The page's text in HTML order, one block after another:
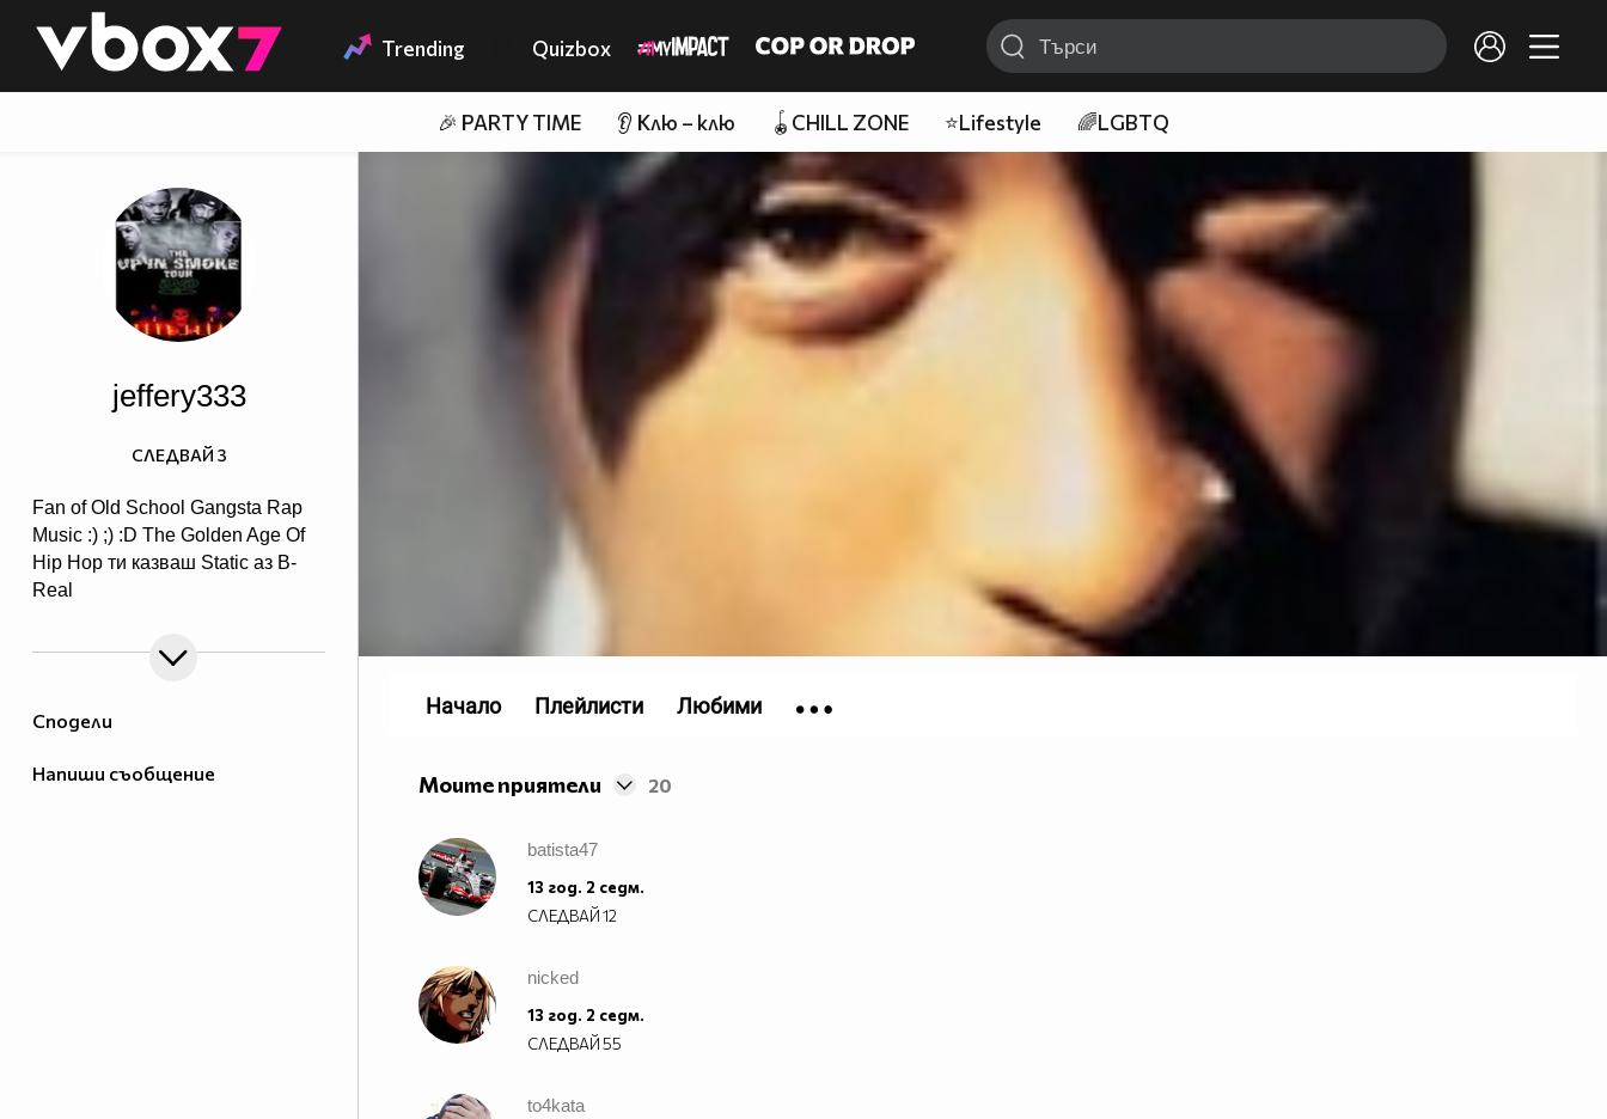
👾 Trending Quizbox
🎉 PARTY TIME 👂 Клю – клю 🪀CHILL ZONE ⭐Lifestyle 🌈LGBTQ
Сподели
Напиши съобщение
jeffery333
Fan of Old School Gangsta Rap
Music :) ;) :D The Golden Age Of
Hip Hop ти казваш Static аз B-
Real
казваш Wiz Khalifa аз Snoop
Doggy Dogg ти казваш Akon аз
СЛЕДВАЙ 3
Моите приятели 20
batista47
13 год. 2 седм.
СЛЕДВАЙ12
nicked
13 год. 2 седм.
СЛЕДВАЙ55
to4kata
Начало Плейлисти Любими